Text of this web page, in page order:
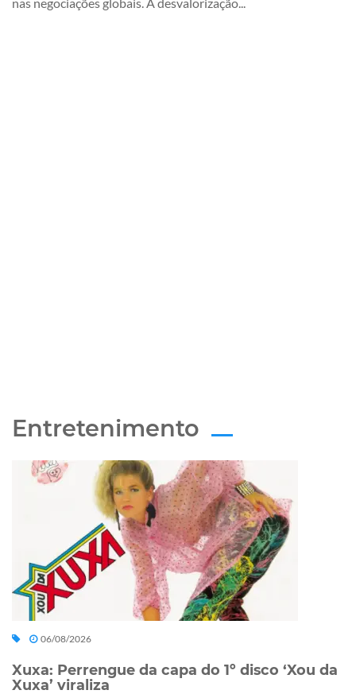
Entretenimento
06/08/2026
Xuxa: Perrengue da capa do 1º disco ‘Xou da
Xuxa’ viraliza